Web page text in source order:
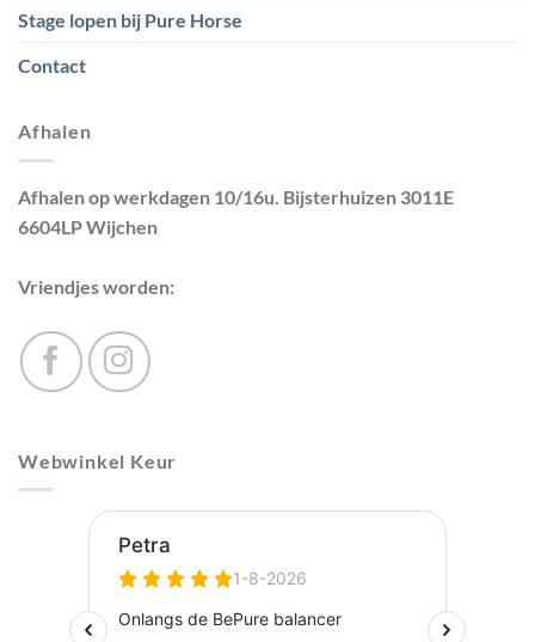
Stage lopen bij Pure Horse
Contact
Afhalen
Afhalen op werkdagen 10/16u. Bijsterhuizen 3011E
6604LP Wijchen
Vriendjes worden:
Webwinkel Keur